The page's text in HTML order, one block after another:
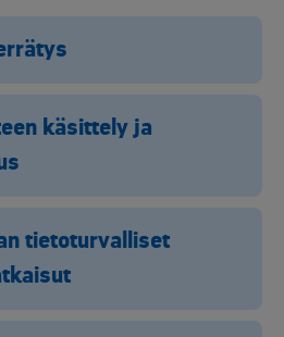
käsittely ja
tietoturvalliset